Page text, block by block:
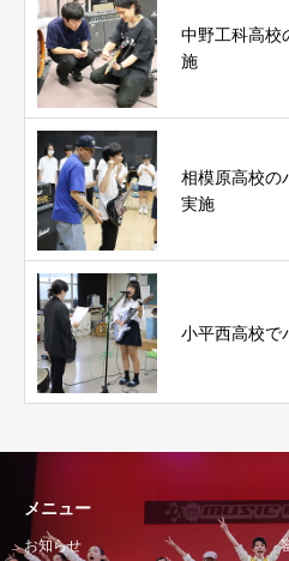
中野工科高校
施
相模原高校の
実施
小平西高校で
メニュー
お知らせ